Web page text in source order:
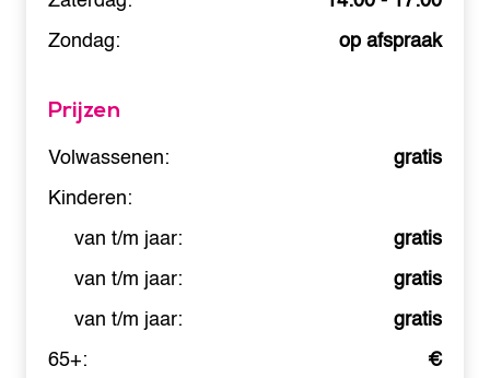
Zondag:
op afspraak
Prijzen
Volwassenen:
gratis
Kinderen:
van t/m jaar:
gratis
van t/m jaar:
gratis
van t/m jaar:
gratis
65+:
€